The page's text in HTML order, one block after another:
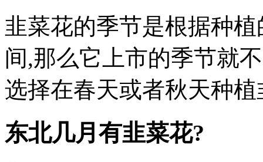
韭菜花的季节是根据种
间,那么它上市的季节就
选择在春天或者秋天种
东北几月有韭菜花?